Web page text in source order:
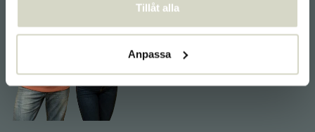
Tillåt alla
Anpassa
Vi hjälper dig gärna och är
redo för dig! För information
beställning, vänligen kontakta